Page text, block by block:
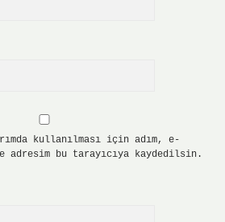
kullanılması için adım, e-
adresim bu tarayıcıya kaydedilsin.